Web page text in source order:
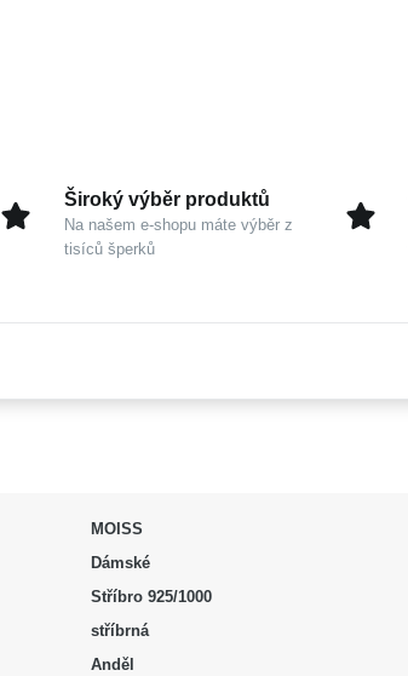
Široký výběr produktů
Na našem e-shopu máte výběr z
tisíců šperků
MOISS
Dámské
Stříbro 925/1000
stříbrná
Anděl